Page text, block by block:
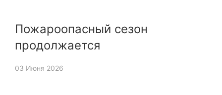
Пожароопасный сезон
продолжается
03 Июня 2026